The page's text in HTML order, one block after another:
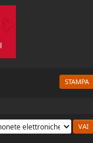
STAMPA